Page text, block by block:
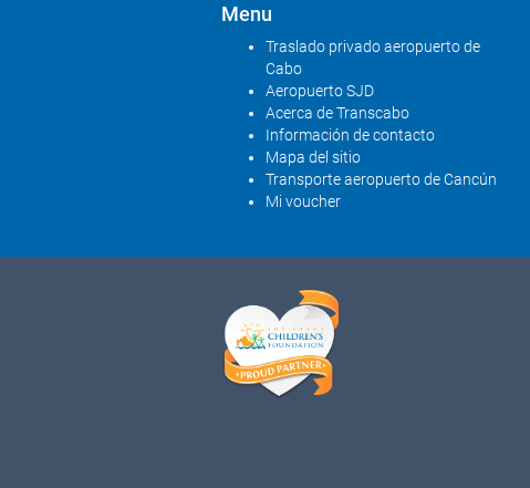
Menu
Traslado privado aeropuerto de
Cabo
Aeropuerto SJD
Acerca de Transcabo
Información de contacto
Mapa del sitio
Transporte aeropuerto de Cancún
Mi voucher